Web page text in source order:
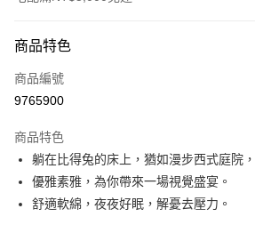
信用卡一次付款
ATM付款
運送方式
新竹物流
每筆NT$100，滿NT$5,000(含以上)免運費
商品特色
商品編號
9765900
商品特色
躺在比得兔的床上，猶如漫步西式庭院
優雅素雅，為你帶來一場視覺盛宴。
舒適軟綿，夜夜好眠，解憂去壓力。